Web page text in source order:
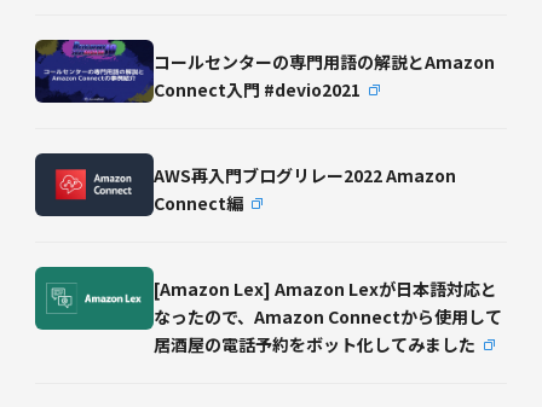
コールセンターの専門用語の解説とAmazon
Connect入門 #devio2021
AWS再入門ブログリレー2022 Amazon
Connect編
[Amazon Lex] Amazon Lexが日本語対応と
なったので、Amazon Connectから使用して
居酒屋の電話予約をボット化してみました